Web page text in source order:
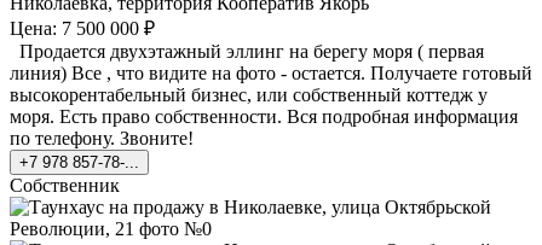
Цена: 7 500 000 ₽
Продается двухэтажный эллинг на берегу моря ( первая
линия) Все , что видите на фото - остается. Получаете готовый
высокорентабельный бизнес, или собственный коттедж у
моря. Есть право собственности. Вся подробная информация
по телефону. Звоните!
+7 978 857-78-...
Собственник